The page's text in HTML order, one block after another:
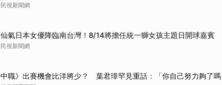
民視新聞網
仙氣日本女優降臨南台灣！8/14將擔任統一獅女孩主題日開球嘉賓
民視新聞網
中職》出賽機會比洋將少？ 葉君璋罕見重話：「你自己努力夠了